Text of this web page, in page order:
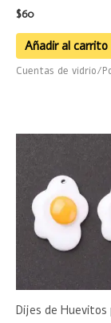
$60
Añadir al carrito
Cuentas de vidrio/
Dijes de Huevitos